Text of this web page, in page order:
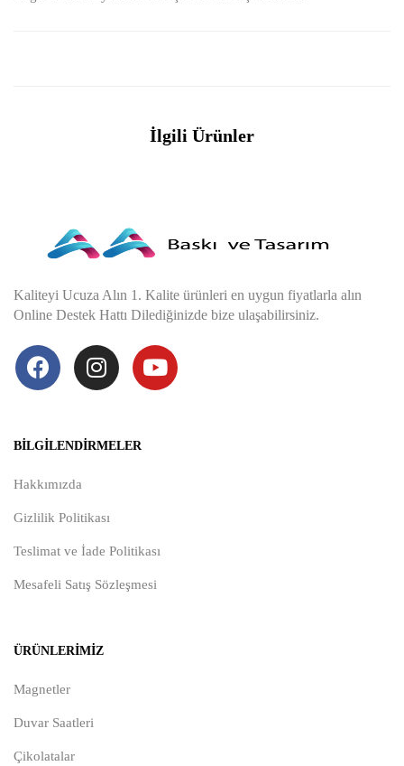
İlgili Ürünler
Kaliteyi Ucuza Alın 1. Kalite ürünleri en uygun fiyatlarla alın
Online Destek Hattı Dilediğinizde bize ulaşabilirsiniz.
BILGILENDIRMELER
Hakkımızda
Gizlilik Politikası
Teslimat ve İade Politikası
Mesafeli Satış Sözleşmesi
ÜRÜNLERIMIZ
Magnetler
Duvar Saatleri
Çikolatalar